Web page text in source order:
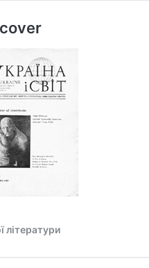
літератури